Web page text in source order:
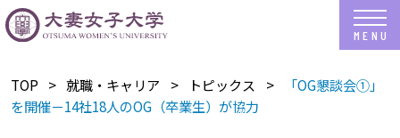
TOP 就職・キャリア トピックス
「OG懇談会①」
を開催－14社18人のOG（卒業生）が協力